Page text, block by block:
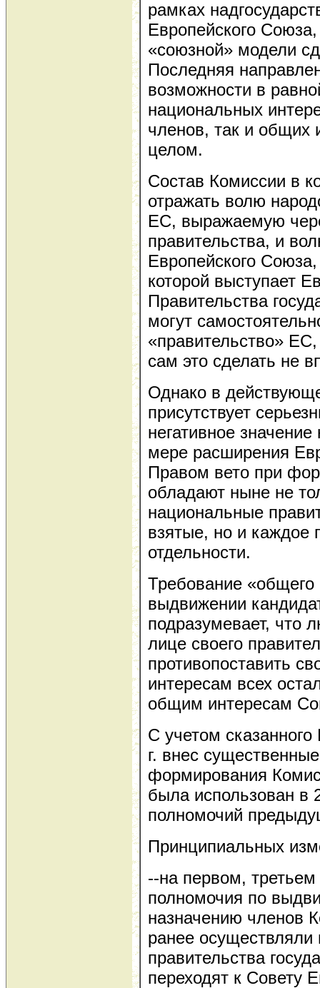
рамках
Европейского
«союзной» модели
Последняя
возможности в
национальных
членов, так и общих
целом.
Состав Комиссии в
отражать волю
ЕС, выражаемую
правительства, и
Европейского
которой выступает
Правительства
могут
«правительство»
сам это сделать не
Однако в
присутствует
негативное значение
мере расширения
Правом вето при
обладают ныне не
национальные
взятые, но и каждое
отдельности.
Требование «общего
выдвижении
подразумевает, что
лице своего
противопоставить
интересам всех
общим интересам
С учетом
г. внес
формирования
была использован в
полномочий
Принципиальных
--на первом,
полномочия по
назначению членов
ранее осуществляли
правительства
переходят к Совету